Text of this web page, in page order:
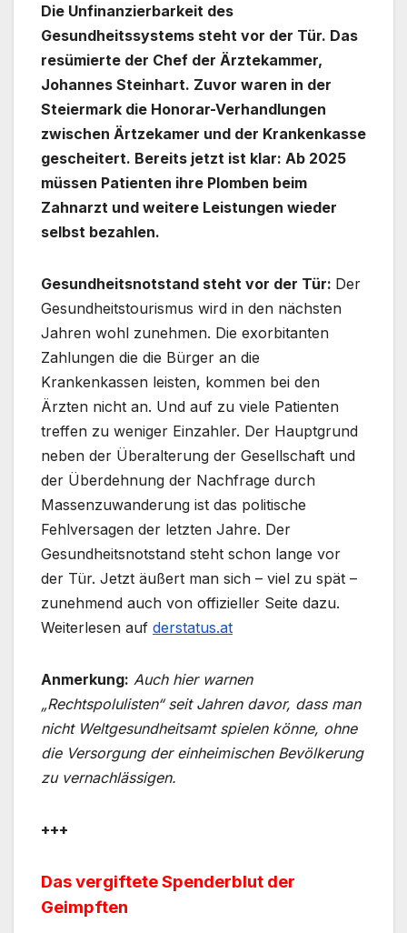
Die Unfinanzierbarkeit des
Gesundheitssystems steht vor der Tür. Das
resümierte der Chef der Ärztekammer,
Johannes Steinhart. Zuvor waren in der
Steiermark die Honorar-Verhandlungen
zwischen Ärtzekamer und der Krankenkasse
gescheitert. Bereits jetzt ist klar: Ab 2025
müssen Patienten ihre Plomben beim
Zahnarzt und weitere Leistungen wieder
selbst bezahlen.
Gesundheitsnotstand steht vor der Tür: Der
Gesundheitstourismus wird in den nächsten
Jahren wohl zunehmen. Die exorbitanten
Zahlungen die die Bürger an die
Krankenkassen leisten, kommen bei den
Ärzten nicht an. Und auf zu viele Patienten
treffen zu weniger Einzahler. Der Hauptgrund
neben der Überalterung der Gesellschaft und
der Überdehnung der Nachfrage durch
Massenzuwanderung ist das politische
Fehlversagen der letzten Jahre. Der
Gesundheitsnotstand steht schon lange vor
der Tür. Jetzt äußert man sich – viel zu spät –
zunehmend auch von offizieller Seite dazu.
Weiterlesen auf derstatus.at
Anmerkung: Auch hier warnen
„Rechtspolulisten“ seit Jahren davor, dass man
nicht Weltgesundheitsamt spielen könne, ohne
die Versorgung der einheimischen Bevölkerung
zu vernachlässigen.
+++
Das vergiftete Spenderblut der
Geimpften